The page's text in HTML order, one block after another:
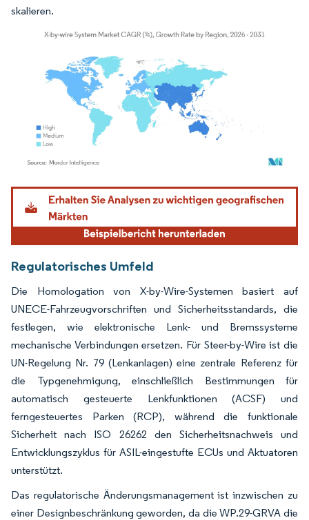
skalieren.
Bild © Mordor Intelligence. Wiederverwendung erfordert Namensnennung gemäß
Regulatorisches Umfeld
Die Homologation von X-by-Wire-Systemen basiert auf
UNECE-Fahrzeugvorschriften und Sicherheitsstandards, die
festlegen, wie elektronische Lenk- und Bremssysteme
mechanische Verbindungen ersetzen. Für Steer-by-Wire ist die
UN-Regelung Nr. 79 (Lenkanlagen) eine zentrale Referenz für
die Typgenehmigung, einschließlich Bestimmungen für
automatisch gesteuerte Lenkfunktionen (ACSF) und
ferngesteuertes Parken (RCP), während die funktionale
Sicherheit nach ISO 26262 den Sicherheitsnachweis und
Entwicklungszyklus für ASIL-eingestufte ECUs und Aktuatoren
unterstützt.
Das regulatorische Änderungsmanagement ist inzwischen zu
einer Designbeschränkung geworden, da die WP.29-GRVA die